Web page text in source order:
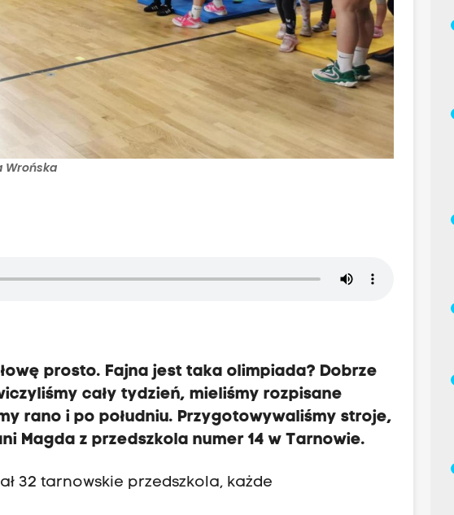
Wrońska
prosto. Fajna jest taka olimpiada? Dobrze
cały tydzień, mieliśmy rozpisane
rano i po południu. Przygotowywaliśmy stroje,
Magda z przedszkola numer 14 w Tarnowie.
32 tarnowskie przedszkola, każde